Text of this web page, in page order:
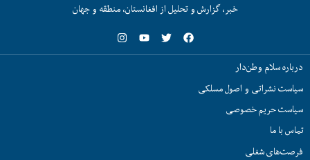
خبر، گزارش و تحلیل از افغانستان، منطقه و جهان
درباره سلام وطن‌دار
سیاست نشراتی و اصول مسلکی
سیاست حریم خصوصی
تماس با ما
فرصت‌های شغلی